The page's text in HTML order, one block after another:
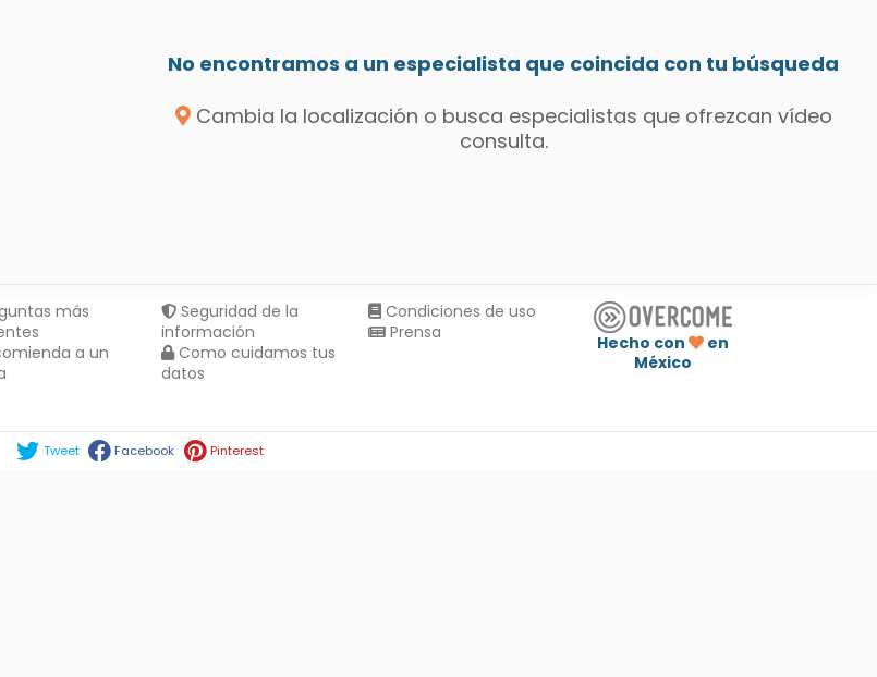
No encontramos a un especialista que coincida con tu búsqueda
Cambia la localización o busca especialistas que ofrezcan vídeo
consulta.
más
a un
Seguridad de la
información
Como cuidamos tus
datos
Condiciones de uso
Prensa
Hecho con
en
México
Tweet Facebook Pinterest